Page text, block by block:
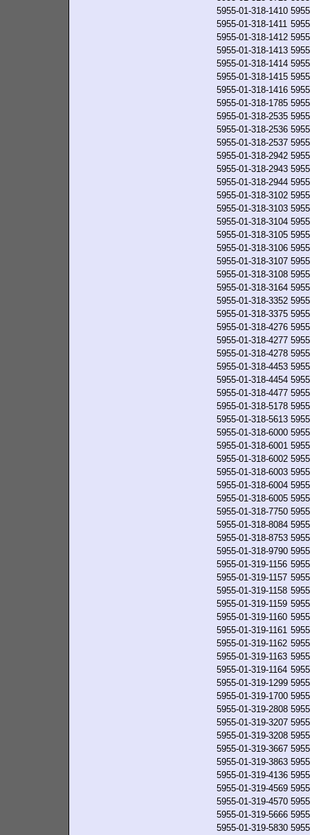
5955-01-318-1410
5955-01-318-1411
5955-01-318-1412
5955-01-318-1413
5955-01-318-1414
5955-01-318-1415
5955-01-318-1416
5955-01-318-1785
5955-01-318-2535
5955-01-318-2536
5955-01-318-2537
5955-01-318-2942
5955-01-318-2943
5955-01-318-2944
5955-01-318-3102
5955-01-318-3103
5955-01-318-3104
5955-01-318-3105
5955-01-318-3106
5955-01-318-3107
5955-01-318-3108
5955-01-318-3164
5955-01-318-3352
5955-01-318-3375
5955-01-318-4276
5955-01-318-4277
5955-01-318-4278
5955-01-318-4453
5955-01-318-4454
5955-01-318-4477
5955-01-318-5178
5955-01-318-5613
5955-01-318-6000
5955-01-318-6001
5955-01-318-6002
5955-01-318-6003
5955-01-318-6004
5955-01-318-6005
5955-01-318-7750
5955-01-318-8084
5955-01-318-8753
5955-01-318-9790
5955-01-319-1156
5955-01-319-1157
5955-01-319-1158
5955-01-319-1159
5955-01-319-1160
5955-01-319-1161
5955-01-319-1162
5955-01-319-1163
5955-01-319-1164
5955-01-319-1299
5955-01-319-1700
5955-01-319-2808
5955-01-319-3207
5955-01-319-3208
5955-01-319-3667
5955-01-319-3863
5955-01-319-4136
5955-01-319-4569
5955-01-319-4570
5955-01-319-5666
5955-01-319-5830